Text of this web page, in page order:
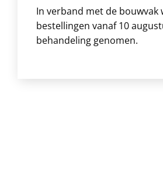
In verband met de bouwvak
bestellingen vanaf 10
behandeling genomen.